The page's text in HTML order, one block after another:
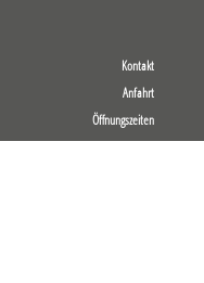
Kontakt
Anfahrt
Öffnungszeiten